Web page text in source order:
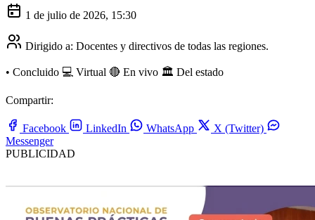
1 de julio de 2026, 15:30
Dirigido a: Docentes y directivos de todas las regiones.
• Concluido 💻 Virtual 🔴 En vivo 🏛️ Del estado
Compartir:
Facebook LinkedIn WhatsApp
X (Twitter)
Messenger
PUBLICIDAD